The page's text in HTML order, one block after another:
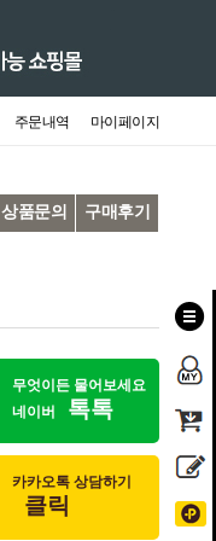
주문내역 마이페이지
상품문의 구매후기
무엇이든 물어보세요
네이버
톡톡
카카오톡 상담하기
클릭